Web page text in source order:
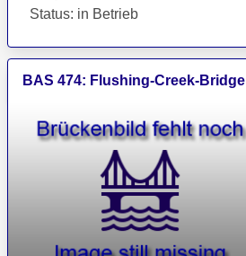
Status: in Betrieb
BAS 474: Flushing-Creek-Bridge